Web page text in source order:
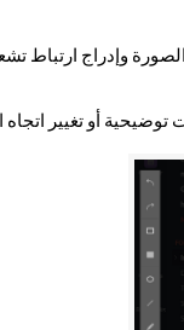
وإدراج ارتباط
توضيحية أو تغيير